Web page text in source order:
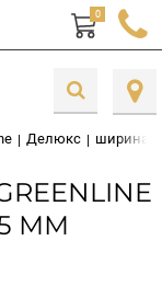
0
| Делюкс | ширина
ММ